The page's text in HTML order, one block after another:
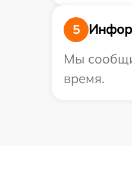
5
Мы
время.